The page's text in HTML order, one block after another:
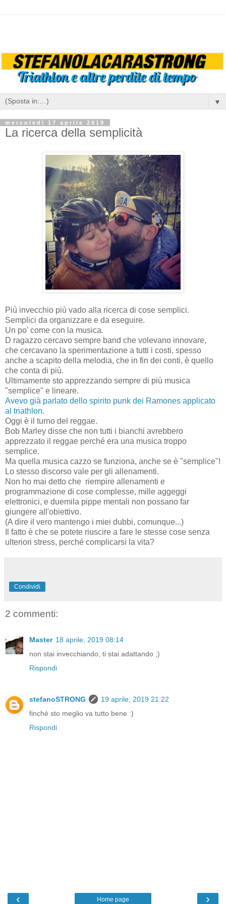
▼
mercoledì 17 aprile 2019
La ricerca della semplicità
Più invecchio più vado alla ricerca di cose semplici.
Semplici da organizzare e da eseguire.
Un po' come con la musica.
D ragazzo cercavo sempre band che volevano innovare,
che cercavano la sperimentazione a tutti i costi, spesso
anche a scapito della melodia, che in fin dei conti, è quello
che conta di più.
Ultimamente sto apprezzando sempre di più musica
"semplice" e lineare.
Avevo già parlato dello spirito punk dei Ramones applicato
al triathlon.
Oggi è il turno del reggae.
Bob Marley disse che non tutti i bianchi avrebbero
apprezzato il reggae perché era una musica troppo
semplice.
Ma quella musica cazzo se funziona, anche se è "semplice"!
Lo stesso discorso vale per gli allenamenti.
Non ho mai detto che riempire allenamenti e
programmazione di cose complesse, mille aggeggi
elettronici, e duemila pippe mentali non possano far
giungere all'obiettivo.
(A dire il vero mantengo i miei dubbi, comunque...)
Il fatto è che se potete riuscire a fare le stesse cose senza
ulteriori stress, perché complicarsi la vita?
Condividi
2 commenti:
Master 18 aprile, 2019 08:14
non stai invecchiando, ti stai adattando ;)
Rispondi
stefanoSTRONG
19 aprile, 2019 21:22
finchè sto meglio va tutto bene :)
Rispondi
‹ ›
Home page